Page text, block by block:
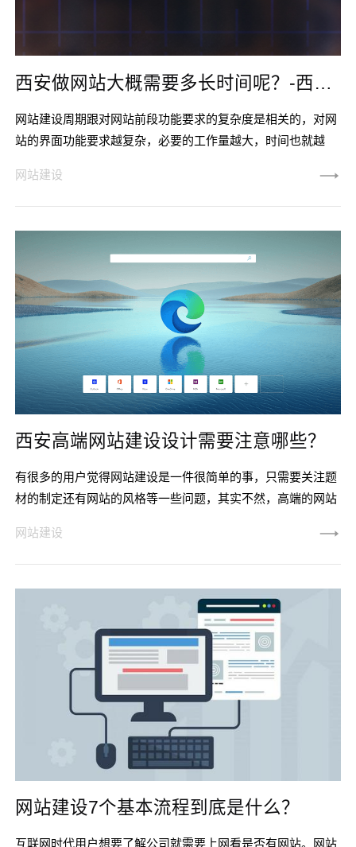
西安做网站大概需要多长时间呢？-西安网站建设
网站建设周期跟对网站前段功能要求的复杂度是相关的，对网
站的界面功能要求越复杂，必要的工作量越大，时间也就越
功能复杂度关联这么大，那么什么是网站界面功能复杂度呢?
我们该怎么尽快确定网站建设必要多长时间好进行整个项目的
网站建设
西安高端网站建设设计需要注意哪些？
有很多的用户觉得网站建设是一件很简单的事，只需要关注题
材的制定还有网站的风格等一些问题，其实不然，高端的网站
成很大的影响，那么我们在进行网站建设的时候需要注意哪些
细节呢？
网站建设
网站建设7个基本流程到底是什么？
互联网时代用户想要了解公司就需要上网看是否有网站。网站